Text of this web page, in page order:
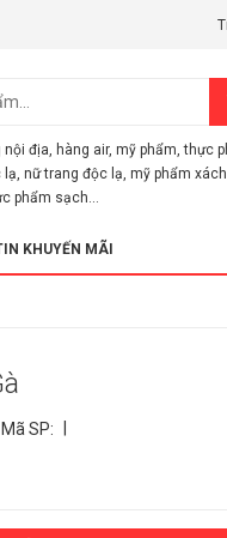
nội địa, hàng air, mỹ phẩm,thực
lạ, nữ trang độc lạ, mỹ phẩm
phẩm sạch...
KHUYẾN MÃI
Mã SP: